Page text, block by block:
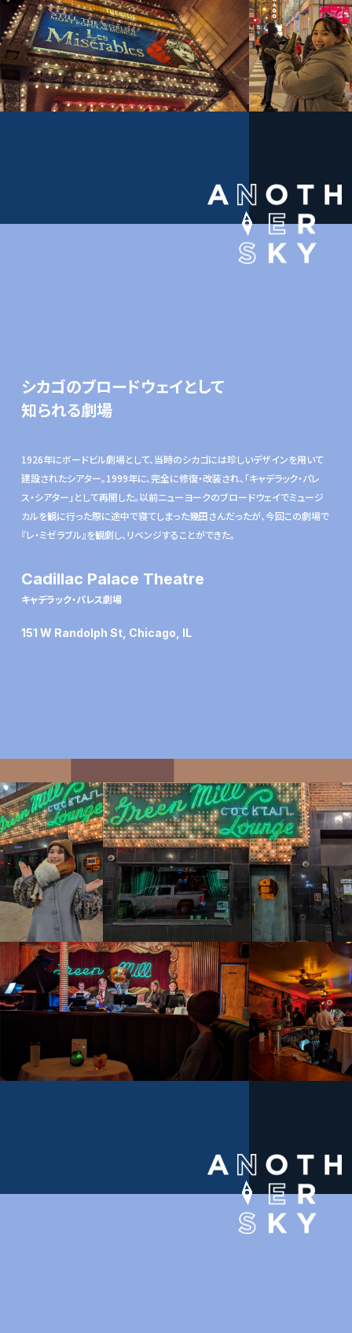
シカゴのブロードウェイとして
知られる劇場
1926年にボードビル劇場として、当時のシカゴには珍しいデザインを用いて
建設されたシアター。1999年に、完全に修復・改装され、「キャデラック・パレ
ス・シアター」として再開した。以前ニューヨークのブロードウェイでミュージ
カルを観に行った際に途中で寝てしまった幾田さんだったが、今回この劇場で
『レ・ミゼラブル』を観劇し、リベンジすることができた。
Cadillac Palace Theatre
キャデラック・パレス劇場
151 W Randolph St, Chicago, IL
TheGreenMill